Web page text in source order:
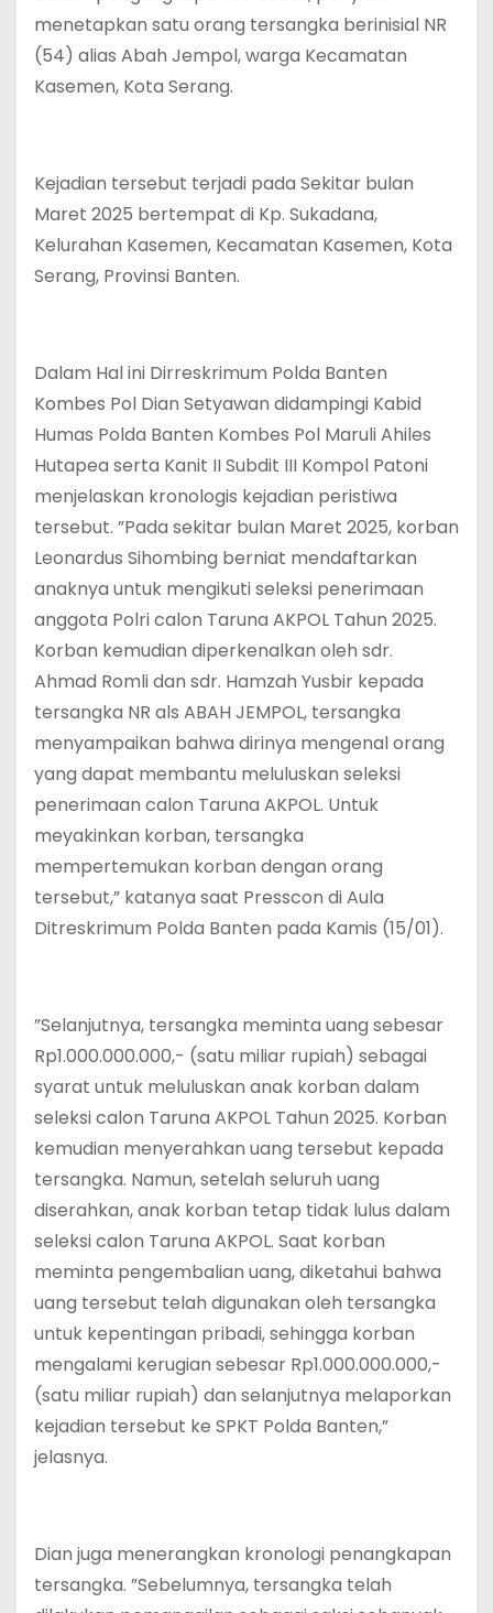
menetapkan satu orang tersangka berinisial NR
(54) alias Abah Jempol, warga Kecamatan
Kasemen, Kota Serang.
Kejadian tersebut terjadi pada Sekitar bulan
Maret 2025 bertempat di Kp. Sukadana,
Kelurahan Kasemen, Kecamatan Kasemen, Kota
Serang, Provinsi Banten.
Dalam Hal ini Dirreskrimum Polda Banten
Kombes Pol Dian Setyawan didampingi Kabid
Humas Polda Banten Kombes Pol Maruli Ahiles
Hutapea serta Kanit II Subdit III Kompol Patoni
menjelaskan kronologis kejadian peristiwa
tersebut. ”Pada sekitar bulan Maret 2025, korban
Leonardus Sihombing berniat mendaftarkan
anaknya untuk mengikuti seleksi penerimaan
anggota Polri calon Taruna AKPOL Tahun 2025.
Korban kemudian diperkenalkan oleh sdr.
Ahmad Romli dan sdr. Hamzah Yusbir kepada
tersangka NR als ABAH JEMPOL, tersangka
menyampaikan bahwa dirinya mengenal orang
yang dapat membantu meluluskan seleksi
penerimaan calon Taruna AKPOL. Untuk
meyakinkan korban, tersangka
mempertemukan korban dengan orang
tersebut,” katanya saat Presscon di Aula
Ditreskrimum Polda Banten pada Kamis (15/01).
”Selanjutnya, tersangka meminta uang sebesar
Rp1.000.000.000,- (satu miliar rupiah) sebagai
syarat untuk meluluskan anak korban dalam
seleksi calon Taruna AKPOL Tahun 2025. Korban
kemudian menyerahkan uang tersebut kepada
tersangka. Namun, setelah seluruh uang
diserahkan, anak korban tetap tidak lulus dalam
seleksi calon Taruna AKPOL. Saat korban
meminta pengembalian uang, diketahui bahwa
uang tersebut telah digunakan oleh tersangka
untuk kepentingan pribadi, sehingga korban
mengalami kerugian sebesar Rp1.000.000.000,-
(satu miliar rupiah) dan selanjutnya melaporkan
kejadian tersebut ke SPKT Polda Banten,”
jelasnya.
Dian juga menerangkan kronologi penangkapan
tersangka. ”Sebelumnya, tersangka telah